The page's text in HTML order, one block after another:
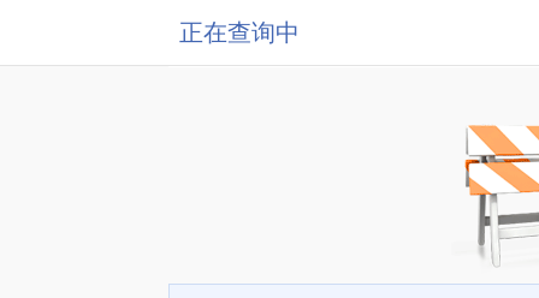
正在查询中